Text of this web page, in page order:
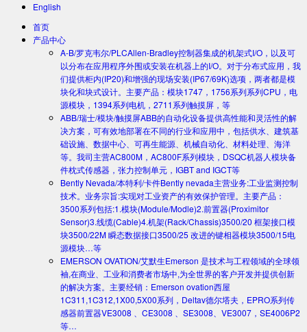
English
首页
产品中心
A-B/罗克韦尔/PLCAllen-Bradley控制器集成的机架式I/O，以及可
以分布在应用程序外围或安装在机器上的I/O。对于分布式应用，我
们提供柜内(IP20)和增强的现场安装(IP67/69K)选项，两者都是模
块化和块式设计。主要产品：模块1747，1756系列系列CPU，电
源模块，1394系列电机，2711系列触摸屏，等
ABB/瑞士/模块/触摸屏ABB的自动化设备提供高性能和灵活性的解
决方案，可有效地部署在不同的行业和应用中，包括供水、建筑基
础设施、数据中心、可再生能源、机械自动化、材料处理、海洋
等。我司主营AC800M，AC800F系列模块，DSQC机器人模块备
件枕式传感器，张力控制单元，IGBT and IGCT等
Bently Nevada/本特利/卡件Bently nevada主营业务:工业监测控制
技术。业务宗旨:实现对工业资产的有效保护管理。主要产品：
3500系列包括:1.模块(Module/Modle)2.前置器(Proximitor
Sensor)3.线缆(Cable)4.机架(Rack/Chassis)3500/20 框架接口模
块3500/22M 瞬态数据接口3500/25 改进的键相器模块3500/15电
源模块…等
EMERSON OVATION/艾默生Emerson 是技术与工程领域的全球领
袖,在商业、工业和消费者市场中,为全世界的客户开发并提供创新
的解决方案。主要经销：Emerson ovation西屋
1C311,1C312,1X00,5X00系列，Deltav德尔塔夫，EPRO系列传
感器前置器VE3008 、CE3008 、SE3008、VE3007，SE4006P2
等…